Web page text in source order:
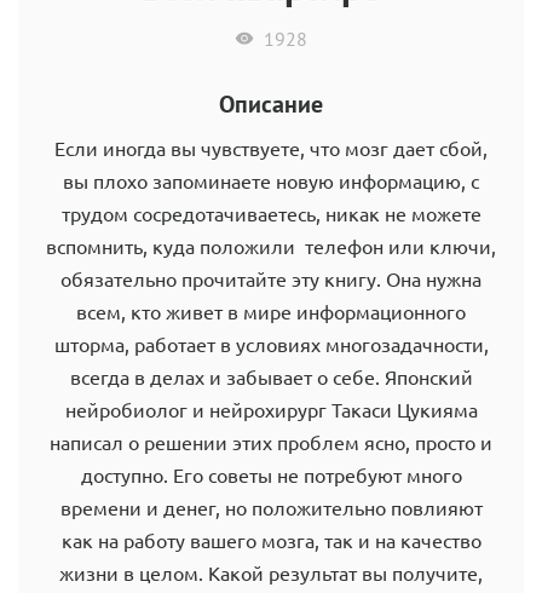
1928
Описание
Если иногда вы чувствуете, что мозг дает сбой,
вы плохо запоминаете новую информацию, с
трудом сосредотачиваетесь, никак не можете
вспомнить, куда положили телефон или ключи,
обязательно прочитайте эту книгу. Она нужна
всем, кто живет в мире информационного
шторма, работает в условиях многозадачности,
всегда в делах и забывает о себе. Японский
нейробиолог и нейрохирург Такаси Цукияма
написал о решении этих проблем ясно, просто и
доступно. Его советы не потребуют много
времени и денег, но положительно повлияют
как на работу вашего мозга, так и на качество
жизни в целом. Какой результат вы получите,